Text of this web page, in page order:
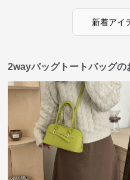
新着アイ
2wayバッグトートバッグの